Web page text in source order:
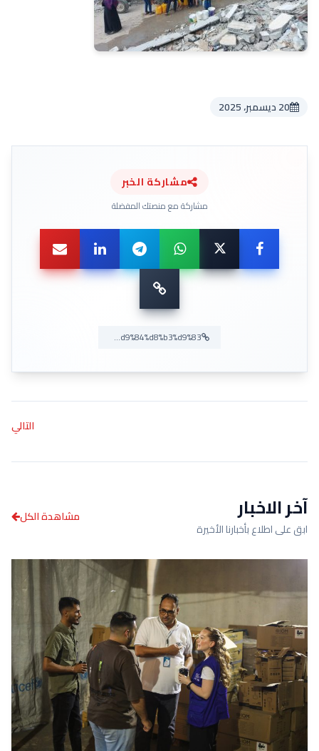
20 ديسمبر، 2025
مشاركة الخبر
مشاركة مع منصتك المفضلة
التالي
آخر الاخبار
ابق على اطلاع بأخبارنا الأخيرة
مشاهدة الكل